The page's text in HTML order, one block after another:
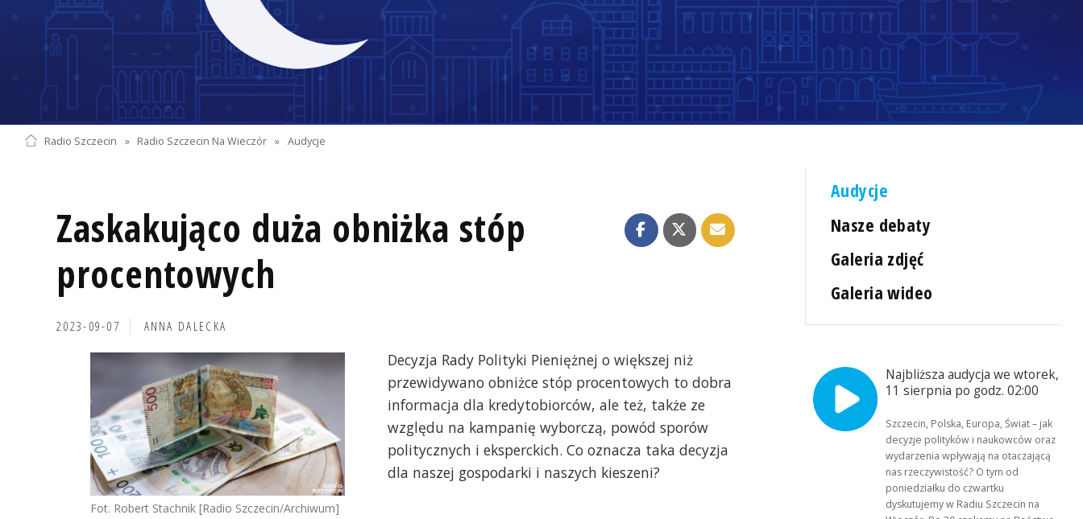
Radio Szczecin » Radio Szczecin Na Wieczór » Audycje
Zaskakująco duża obniżka stóp
procentowych
2023-09-07 ANNA DALECKA
Fot. Robert Stachnik [Radio Szczecin/Archiwum]
Decyzja Rady Polityki Pieniężnej o większej niż
przewidywano obniżce stóp procentowych to dobra
informacja dla kredytobiorców, ale też, także ze
względu na kampanię wyborczą, powód sporów
politycznych i eksperckich. Co oznacza taka decyzja
dla naszej gospodarki i naszych kieszeni?
Audycje
Nasze debaty
Galeria zdjęć
Galeria wideo
Najbliższa audycja we wtorek,
11 sierpnia po godz. 02:00
Szczecin, Polska, Europa, Świat – jak
decyzje polityków i naukowców oraz
wydarzenia wpływają na otaczającą
nas rzeczywistość? O tym od
poniedziałku do czwartku
dyskutujemy w Radiu Szczecin na